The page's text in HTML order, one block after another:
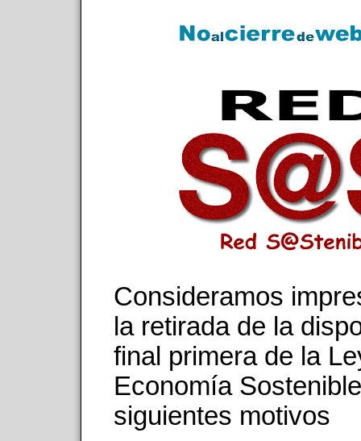
Consideramos
la retirada de la
final primera de la
Economía
siguientes motivos